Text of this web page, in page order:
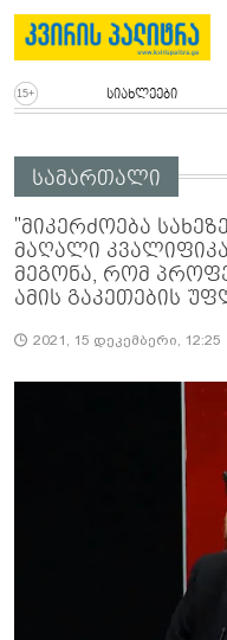
სიახლეები
სამართალი
"მიკერძოება
მაღალი
მეგონა, რომ
ამის გაკეთების
2021, 15 დეკემბერი, 12:25